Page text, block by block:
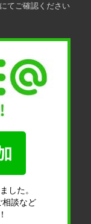
てご確認ください
した。
相談など